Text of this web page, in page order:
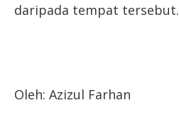
daripada tempat tersebut.
Oleh: Azizul Farhan